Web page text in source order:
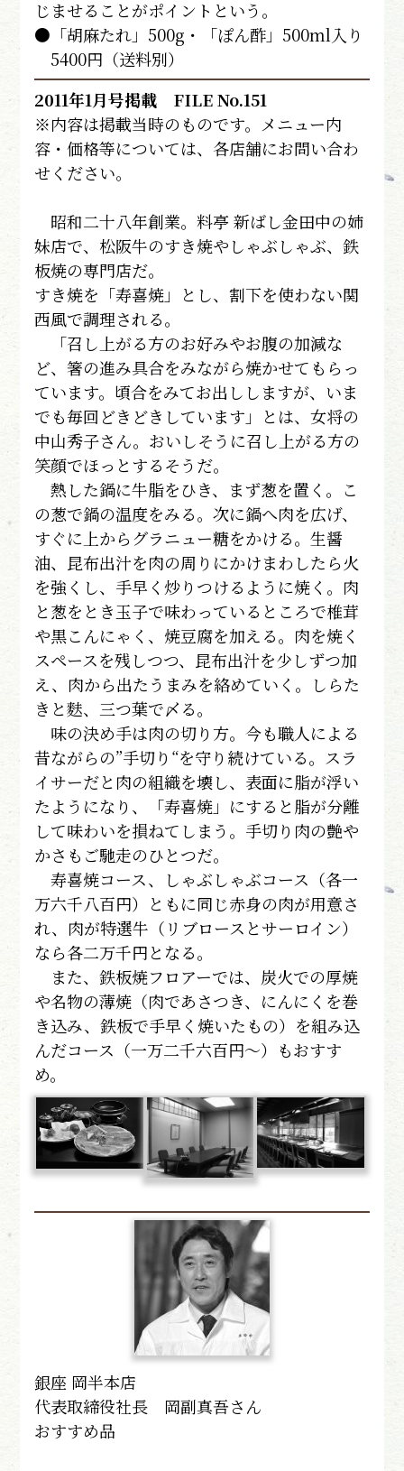
じませることがポイントという。
●「胡麻たれ」500g・「ぽん酢」500ml入り
5400円（送料別）
2011年1月号掲載 FILE No.151
※内容は掲載当時のものです。メニュー内
容・価格等については、各店舗にお問い合わ
せください。
昭和二十八年創業。料亭 新ばし金田中の姉
妹店で、松阪牛のすき焼やしゃぶしゃぶ、鉄
板焼の専門店だ。
すき焼を「寿喜焼」とし、割下を使わない関
西風で調理される。
「召し上がる方のお好みやお腹の加減な
ど、箸の進み具合をみながら焼かせてもらっ
ています。頃合をみてお出ししますが、いま
でも毎回どきどきしています」とは、女将の
中山秀子さん。おいしそうに召し上がる方の
笑顔でほっとするそうだ。
熱した鍋に牛脂をひき、まず葱を置く。こ
の葱で鍋の温度をみる。次に鍋へ肉を広げ、
すぐに上からグラニュー糖をかける。生醤
油、昆布出汁を肉の周りにかけまわしたら火
を強くし、手早く炒りつけるように焼く。肉
と葱をとき玉子で味わっているところで椎茸
や黒こんにゃく、焼豆腐を加える。肉を焼く
スペースを残しつつ、昆布出汁を少しずつ加
え、肉から出たうまみを絡めていく。しらた
きと麩、三つ葉で〆る。
味の決め手は肉の切り方。今も職人による
昔ながらの”手切り“を守り続けている。スラ
イサーだと肉の組織を壊し、表面に脂が浮い
たようになり、「寿喜焼」にすると脂が分離
して味わいを損ねてしまう。手切り肉の艶や
かさもご馳走のひとつだ。
寿喜焼コース、しゃぶしゃぶコース（各一
万六千八百円）ともに同じ赤身の肉が用意さ
れ、肉が特選牛（リブロースとサーロイン）
なら各二万千円となる。
また、鉄板焼フロアーでは、炭火での厚焼
や名物の薄焼（肉であさつき、にんにくを巻
き込み、鉄板で手早く焼いたもの）を組み込
んだコース（一万二千六百円～）もおすす
め。
銀座 岡半本店
代表取締役社長 岡副真吾さん
おすすめ品